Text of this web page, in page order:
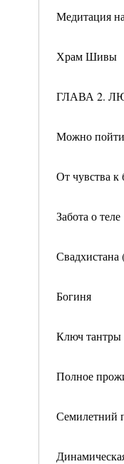
Медитация
Храм Шивы
ГЛАВА 2.
Можно
От чувства
Забота о теле
Свадхистана
Богиня
Ключ тантры
Полное
Семилетний